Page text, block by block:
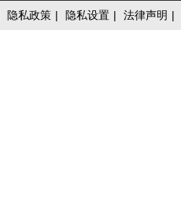
隐私政策 | 隐私设置 | 法律声明 |